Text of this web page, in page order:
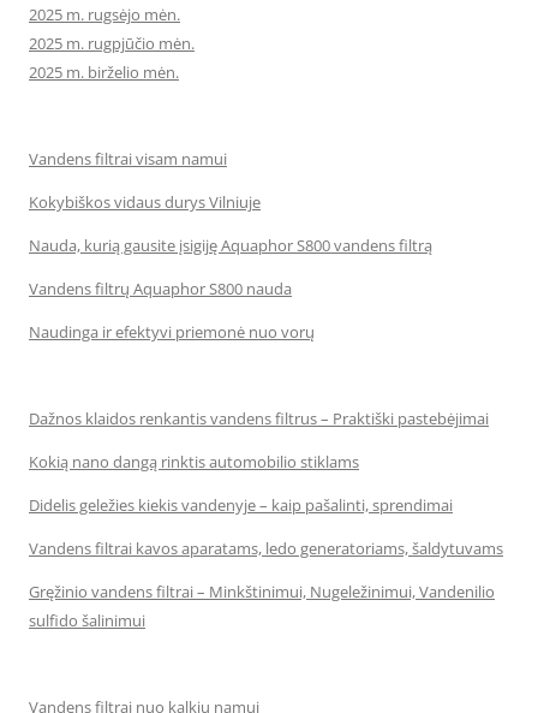
2025 m. rugsėjo mėn.
2025 m. rugpjūčio mėn.
2025 m. birželio mėn.
Vandens filtrai visam namui
Kokybiškos vidaus durys Vilniuje
Nauda, kurią gausite įsigiję Aquaphor S800 vandens filtrą
Vandens filtrų Aquaphor S800 nauda
Naudinga ir efektyvi priemonė nuo vorų
Dažnos klaidos renkantis vandens filtrus – Praktiški pastebėjimai
Kokią nano dangą rinktis automobilio stiklams
Didelis geležies kiekis vandenyje – kaip pašalinti, sprendimai
Vandens filtrai kavos aparatams, ledo generatoriams, šaldytuvams
Gręžinio vandens filtrai – Minkštinimui, Nugeležinimui, Vandenilio
sulfido šalinimui
Vandens filtrai nuo kalkių namui